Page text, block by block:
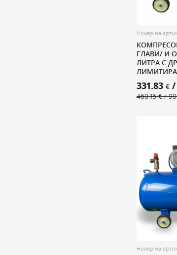
Номер на
ГЛАВИ/ И
ЛИТРА С
331.83 € /
460.16 € /
Номер на